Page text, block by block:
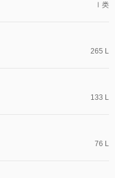
Ⅰ类
265 L
133 L
76 L